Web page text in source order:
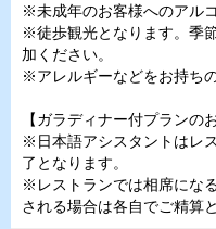
※未成年のお客様へのアル
※徒歩観光となります。季
加ください。
※アレルギーなどをお持ち
【ガラディナー付プランの
※日本語アシスタントはレ
了となります。
※レストランでは相席にな
される場合は各自でご精算